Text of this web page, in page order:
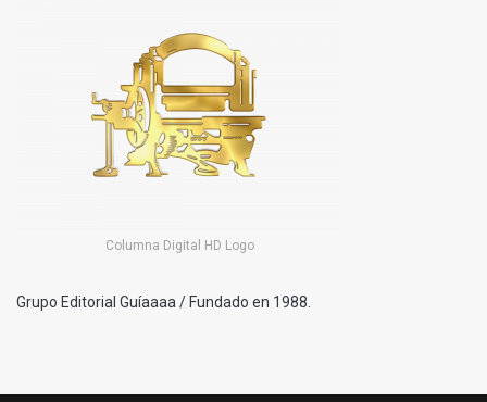
Columna Digital HD Logo
Grupo Editorial Guíaaaa / Fundado en 1988.